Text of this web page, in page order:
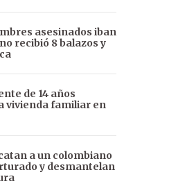
asesinados iban
recibió 8 balazos y
de 14 años
vivienda familiar en
a un colombiano
y desmantelan